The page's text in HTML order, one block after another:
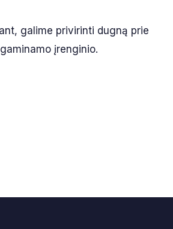
galime privirinti dugną prie
įrenginio.